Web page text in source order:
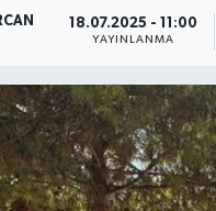
18.07.2025 - 11:00
YAYINLANMA